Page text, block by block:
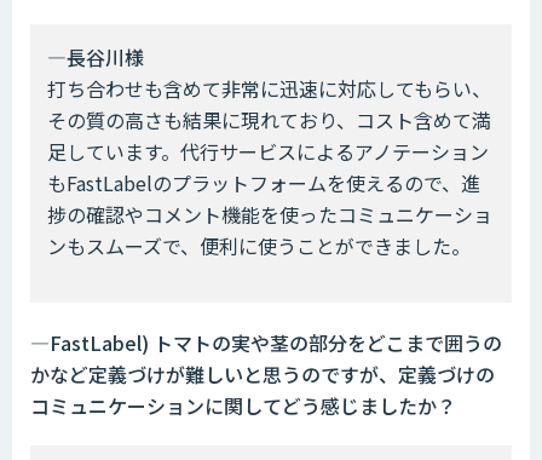
―長谷川様
打ち合わせも含めて非常に迅速に対応してもらい、
その質の高さも結果に現れており、コスト含めて満
足しています。代行サービスによるアノテーション
もFastLabelのプラットフォームを使えるので、進
捗の確認やコメント機能を使ったコミュニケーショ
ンもスムーズで、便利に使うことができました。
―FastLabel) トマトの実や茎の部分をどこまで囲うの
かなど定義づけが難しいと思うのですが、定義づけの
コミュニケーションに関してどう感じましたか？